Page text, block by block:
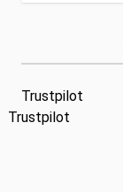
Trustpilot
Trustpilot